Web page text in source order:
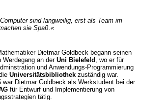
sind langweilig, erst als Team im
sie Spaß.«
Dietmar Goldbeck begann seinen
Werdegang an derUni Bielefeld , wo er für
und Anwendungs-Programmierung
Universitätsbibliothek zuständig war.
war Dietmar Goldbeck als Werkstudent bei der
für Entwurf und Implementierung von
tätig.